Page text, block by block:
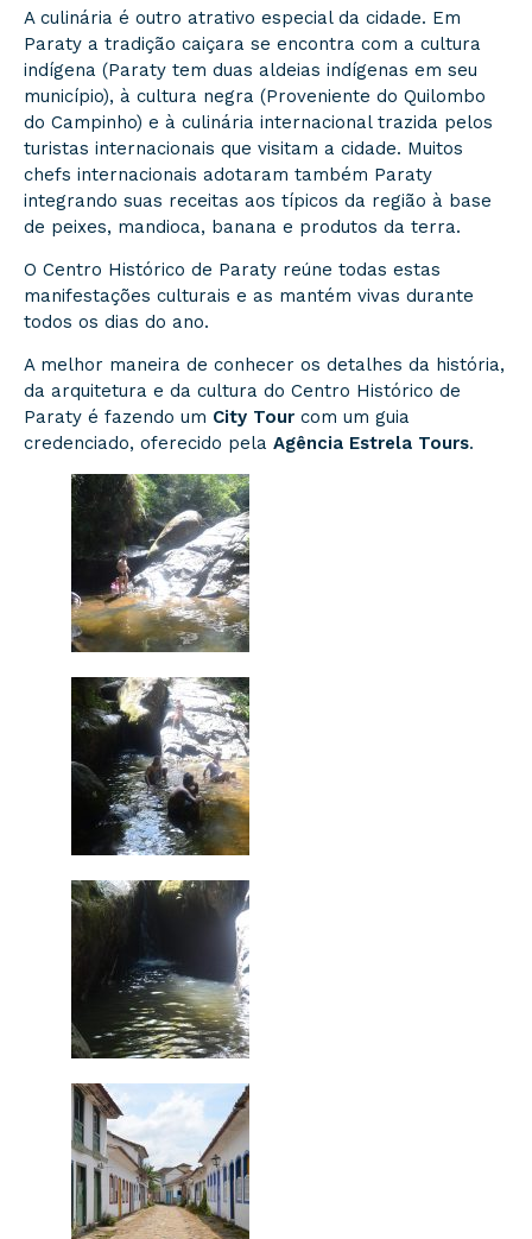
A culinária é outro atrativo especial da cidade. Em
Paraty a tradição caiçara se encontra com a cultura
indígena (Paraty tem duas aldeias indígenas em seu
município), à cultura negra (Proveniente do Quilombo
do Campinho) e à culinária internacional trazida pelos
turistas internacionais que visitam a cidade. Muitos
chefs internacionais adotaram também Paraty
integrando suas receitas aos típicos da região à base
de peixes, mandioca, banana e produtos da terra.
O Centro Histórico de Paraty reúne todas estas
manifestações culturais e as mantém vivas durante
todos os dias do ano.
A melhor maneira de conhecer os detalhes da história,
da arquitetura e da cultura do Centro Histórico de
Paraty é fazendo um City Tour com um guia
credenciado, oferecido pela Agência Estrela Tours.